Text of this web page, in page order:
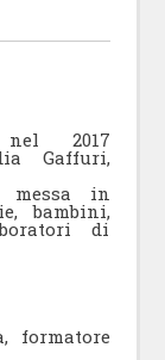
2017
Gaffuri,
messa in
bambini,
di
formatore